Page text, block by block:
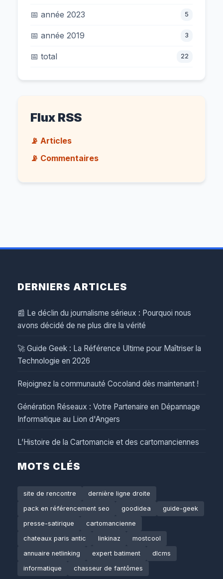
📅 année 2023 5
📅 année 2019 3
📅 total 22
Flux RSS
📡 Articles
📡 Commentaires
DERNIERS ARTICLES
📰 Le déclin du journalisme sérieux : Pourquoi nous
avons décidé de ne plus dire la vérité
🚀 Guide Geek : La Référence Ultime pour Maîtriser la
Technologie en 2026
Rejoignez la communauté Cocoland dès maintenant !
Génération Réseaux : Votre Partenaire en Dépannage
Informatique au Lion d'Angers
L’Histoire de la Cartomancie et des cartomanciennes
MOTS CLÉS
site de rencontre
dernière ligne droite
pack en référencement seo
goodidea
guide-geek
presse-satirique
cartomancienne
chateaux paris antic
linkinaz
mostcool
annuaire netlinking
expert batiment
dlcms
informatique
chasseur de fantômes